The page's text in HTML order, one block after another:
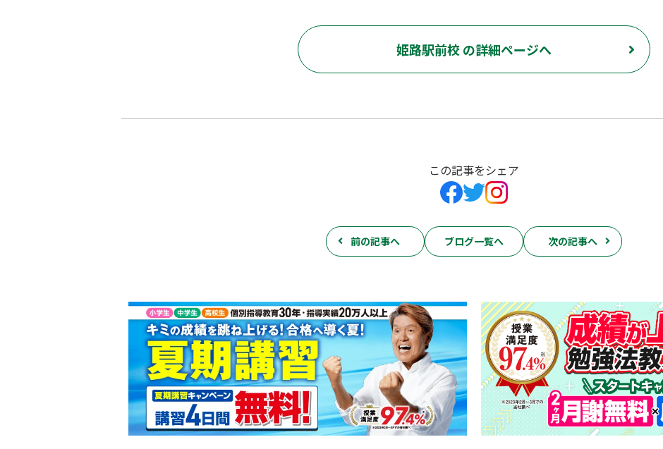
姫路駅前校 の詳細ページへ
この記事をシェア
前の記事へ ブログ一覧へ 次の記事へ